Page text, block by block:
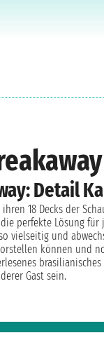
Detail
ihren 18 Decks der
perfekte Lösung
vielseitig und
können und
Gast sein.